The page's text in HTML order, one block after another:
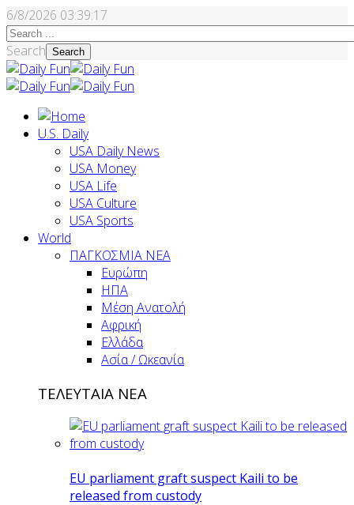
6/8/2026 03:39:18
Search Search
U.S. Daily
USA Daily News
USA Money
USA Life
USA Culture
USA Sports
World
ΠΑΓΚΟΣΜΙΑ ΝΕΑ
Ευρώπη
ΗΠΑ
Μέση Ανατολή
Αφρική
Ελλάδα
Ασία / Ωκεανία
ΤΕΛΕΥΤΑΙΑ ΝΕΑ
EU parliament graft suspect Kaili to be
released from custody